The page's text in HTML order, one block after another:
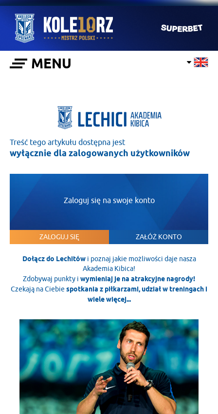
MENU
Treść tego artykułu dostępna jest
wyłącznie dla zalogowanych użytkowników
Zaloguj się na swoje konto
ZALOGUJ SIĘ ZAŁÓŻ KONTO
Dołącz do Lechitówi poznaj jakie możliwości daje nasza
Akademia Kibica!
Zdobywaj punkty i wymieniaj je na atrakcyjne nagrody!
Czekają na Ciebie spotkania z piłkarzami, udział w treningach i
wiele więcej...